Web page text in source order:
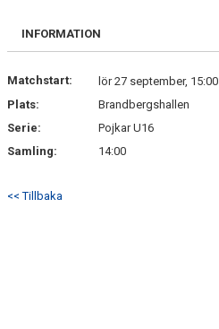
DOKUMENT
INFORMATION
Matchstart:
lör 27 september, 15:00
Plats:
Brandbergshallen
Serie:
Pojkar U16
Samling:
14:00
<< Tillbaka